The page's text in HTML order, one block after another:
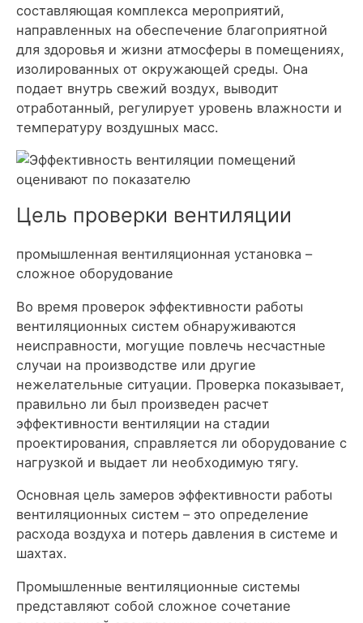
составляющая комплекса мероприятий,
направленных на обеспечение благоприятной
для здоровья и жизни атмосферы в помещениях,
изолированных от окружающей среды. Она
подает внутрь свежий воздух, выводит
отработанный, регулирует уровень влажности и
температуру воздушных масс.
Цель проверки вентиляции
промышленная вентиляционная установка –
сложное оборудование
Во время проверок эффективности работы
вентиляционных систем обнаруживаются
неисправности, могущие повлечь несчастные
случаи на производстве или другие
нежелательные ситуации. Проверка показывает,
правильно ли был произведен расчет
эффективности вентиляции на стадии
проектирования, справляется ли оборудование с
нагрузкой и выдает ли необходимую тягу.
Основная цель замеров эффективности работы
вентиляционных систем – это определение
расхода воздуха и потерь давления в системе и
шахтах.
Промышленные вентиляционные системы
представляют собой сложное сочетание